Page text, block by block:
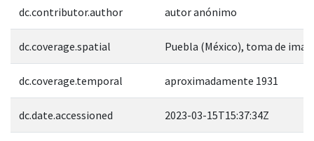
dc.contributor.author autor anónimo
dc.coverage.spatial Puebla (México), toma de
dc.coverage.temporal aproximadamente 1931
dc.date.accessioned 2023-03-15T15:37:34Z